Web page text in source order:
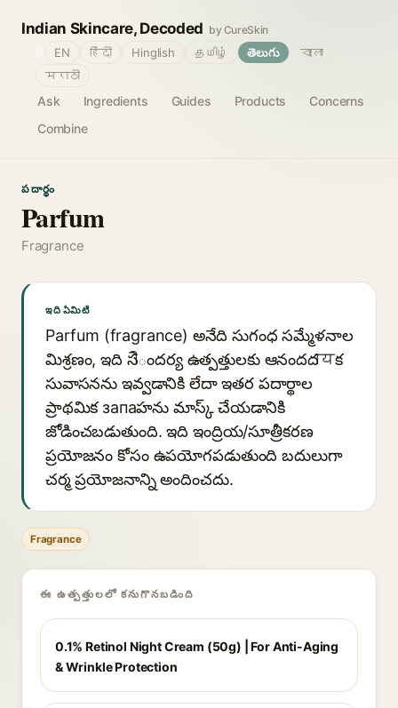
Indian Skincare, Decoded by CureSkin
Ask Ingredients Guides Products
Concerns
Combine
EN हिंदी Hinglish தமிழ் తెలుగు
বাংলা
मराठी
పదార్థం
Parfum
Fragrance
ఇది ఏమిటి
Parfum (fragrance) అనేది సుగంధ సమ్మేళనాల
మిశ్రణం, ఇది సौందర్య ఉత్పత్తులకు ఆనందదायక
సువాసనను ఇవ్వడానికి లేదా ఇతర పదార్థాల
ప్రాథమిక запаహను మాస్క్ చేయడానికి
జోడించబడుతుంది. ఇది ఇంద్రియ/సూత్రీకరణ
ప్రయోజనం కోసం ఉపయోగపడుతుంది బదులుగా
చర్మ ప్రయోజనాన్ని అందించదు.
Fragrance
ఈ ఉత్పత్తులలో కనుగొనబడింది
0.1% Retinol Night Cream (50g) | For Anti-Aging
& Wrinkle Protection